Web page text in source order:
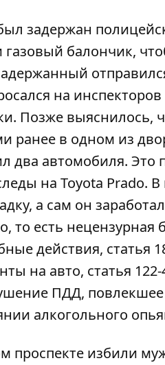
задержан
балончик,
на
Позже выяснилось,
ранее в одном из
два автомобиля. Это
на Toyota Prado.
а сам он
то есть нецензурная
действия, статья
на авто, статья
ПДД,
алкогольного
проспекте избили